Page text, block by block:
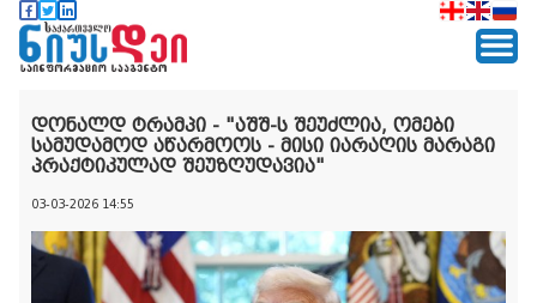
დონალდ ტრამპი - "აშშ-ს შეუძლია, ომები
სამუდამოდ აწარმოოს - მისი იარაღის მარაგი
პრაქტიკულად შეუზღუდავია"
03-03-2026 14:55